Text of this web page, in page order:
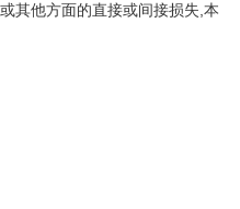
其他方面的直接或间接损失,本